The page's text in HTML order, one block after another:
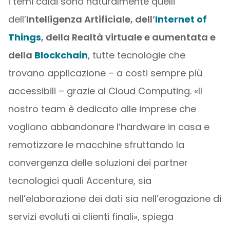
dell’Intelligenza Artificiale, dell’Internet of
Things, della Realtà virtuale e aumentata e
della Blockchain, tutte tecnologie che
trovano applicazione – a costi sempre più
accessibili – grazie al Cloud Computing. «Il
nostro team è dedicato alle imprese che
vogliono abbandonare l’hardware in casa e
remotizzare le macchine sfruttando la
convergenza delle soluzioni dei partner
tecnologici quali Accenture, sia
nell’elaborazione dei dati sia nell’erogazione di
servizi evoluti ai clienti finali», spiega